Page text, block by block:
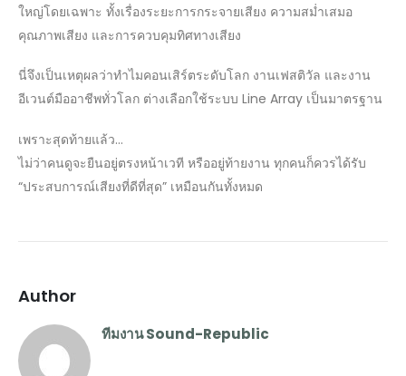
ใหญ่โดยเฉพาะ ทั้งเรื่องระยะการกระจายเสียง ความสม่ำเสมอ
คุณภาพเสียง และการควบคุมทิศทางเสียง
นี่จึงเป็นเหตุผลว่าทำไมคอนเสิร์ตระดับโลก งานเฟสติวัล และงาน
อีเวนต์มืออาชีพทั่วโลก ต่างเลือกใช้ระบบ Line Array เป็นมาตรฐาน
เพราะสุดท้ายแล้ว…
ไม่ว่าคนดูจะยืนอยู่ตรงหน้าเวที หรืออยู่ท้ายงาน ทุกคนก็ควรได้รับ
“ประสบการณ์เสียงที่ดีที่สุด” เหมือนกันทั้งหมด
Author
ทีมงาน Sound-Republic